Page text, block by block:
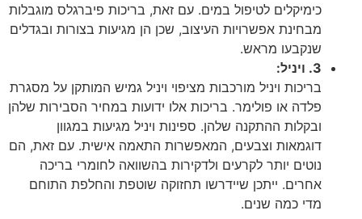
כימיקלים לטיפול במים. עם זאת, בריכות פיברגלס מוגבלות
מבחינת אפשרויות העיצוב, שכן הן מגיעות בצורות ובגדלים
שנקבעו מראש.
3. ויניל:
בריכות ויניל מורכבות מציפוי ויניל גמיש המותקן על מסגרת
פלדה או פולימר. בריכות אלו ידועות במחיר הסבירות שלהן
ובקלות ההתקנה שלהן. ספינות ויניל מגיעות במגוון
דוגמאות וצבעים, המאפשרות התאמה אישית. עם זאת, הם
נוטים יותר לקרעים ולדקירות בהשוואה לחומרי בריכה
אחרים. ייתכן שיידרשו תחזוקה שוטפת והחלפת התוחם
מדי כמה שנים.